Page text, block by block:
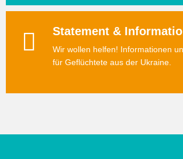
Statement &
Wir wollen helfen! Informationen
für Geflüchtete aus der Ukraine.